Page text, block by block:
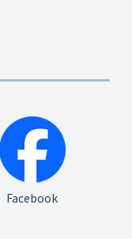
Facebook